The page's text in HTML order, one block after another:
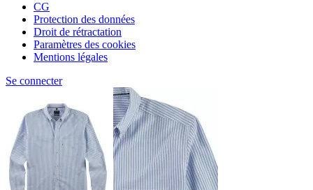
CG
Protection des données
Droit de rétractation
Paramètres des cookies
Mentions légales
Se connecter